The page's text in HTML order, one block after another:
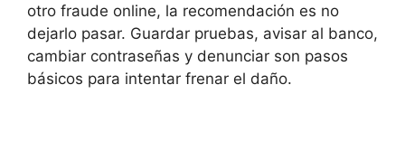
otro fraude online, la recomendación es no
dejarlo pasar. Guardar pruebas, avisar al banco,
cambiar contraseñas y denunciar son pasos
básicos para intentar frenar el daño.